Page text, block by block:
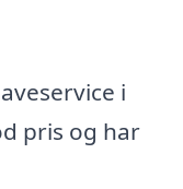
i
pris og har